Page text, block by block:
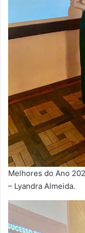
Melhores do Ano
– Lyandra Almeida.